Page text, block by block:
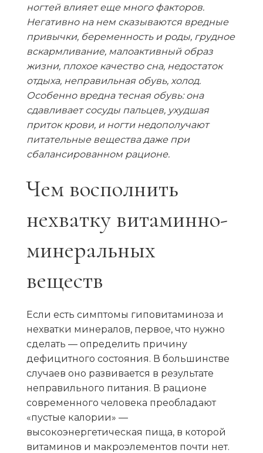
ногтей влияет еще много факторов.
Негативно на нем сказываются вредные
привычки, беременность и роды, грудное
вскармливание, малоактивный образ
жизни, плохое качество сна, недостаток
отдыха, неправильная обувь, холод.
Особенно вредна тесная обувь: она
сдавливает сосуды пальцев, ухудшая
приток крови, и ногти недополучают
питательные вещества даже при
сбалансированном рационе.
Чем восполнить
нехватку витаминно-
минеральных
веществ
Если есть симптомы гиповитаминоза и
нехватки минералов, первое, что нужно
сделать — определить причину
дефицитного состояния. В большинстве
случаев оно развивается в результате
неправильного питания. В рационе
современного человека преобладают
«пустые калории» —
высокоэнергетическая пища, в которой
витаминов и макроэлементов почти нет.